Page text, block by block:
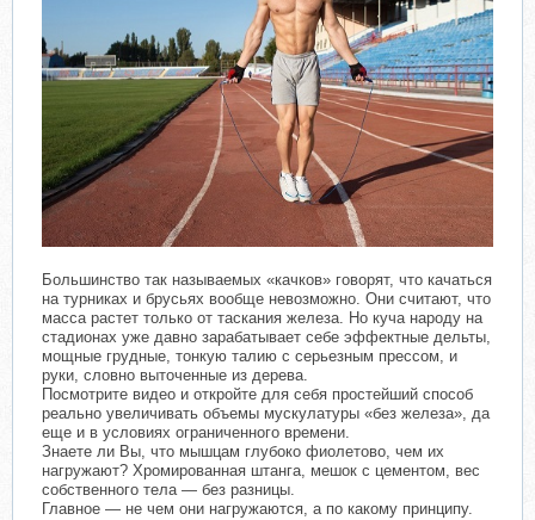
Большинство так называемых «качков» говорят, что качаться
на турниках и брусьях вообще невозможно. Они считают, что
масса растет только от таскания железа. Но куча народу на
стадионах уже давно зарабатывает себе эффектные дельты,
мощные грудные, тонкую талию с серьезным прессом, и
руки, словно выточенные из дерева.
Посмотрите видео и откройте для себя простейший способ
реально увеличивать объемы мускулатуры «без железа», да
еще и в условиях ограниченного времени.
Знаете ли Вы, что мышцам глубоко фиолетово, чем их
нагружают? Хромированная штанга, мешок с цементом, вес
собственного тела — без разницы.
Главное — не чем они нагружаются, а по какому принципу.